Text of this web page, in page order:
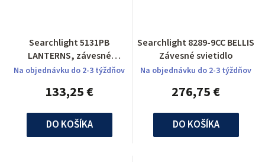
Searchlight 5131PB
LANTERNS, závesné
svietidlo
Na objednávku do 2-3 týždňov
133,25 €
DO KOŠÍKA
Searchlight 8289-9CC BELLIS
Závesné svietidlo
Na objednávku do 2-3 týždňov
276,75 €
DO KOŠÍKA